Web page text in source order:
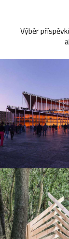
Výběr